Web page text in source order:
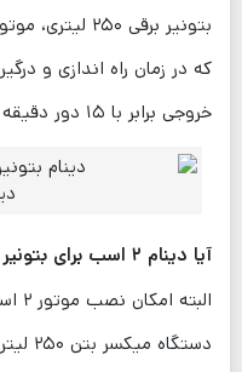
که در زمان راه اندازی و
خروجی برابر با ۱۵ دور دقیقه به دیگ دستگاه می دهد.
آیا دینام ۲ اسب برای بتونیر ۲۵۰ لیتری مناسب است؟